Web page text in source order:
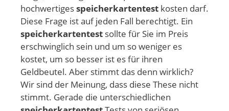
hochwertigesspeicherkartentest kosten darf.
Diese Frage ist auf jeden Fall berechtigt. Ein
speicherkartentest sollte für Sie im Preis
erschwinglich sein und um so weniger es
kostet, um so besser ist es für ihren
Geldbeutel. Aber stimmt das denn wirklich?
Wir sind der Meinung, dass diese These nicht
stimmt. Gerade die unterschiedlichen